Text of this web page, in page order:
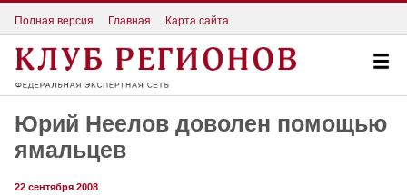
Полная версия Главная Карта сайта
Юрий Неелов доволен помощью
ямальцев
22 сентября 2008